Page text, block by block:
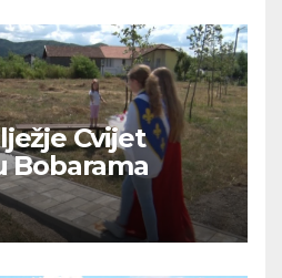
Cvijet
Bobarama